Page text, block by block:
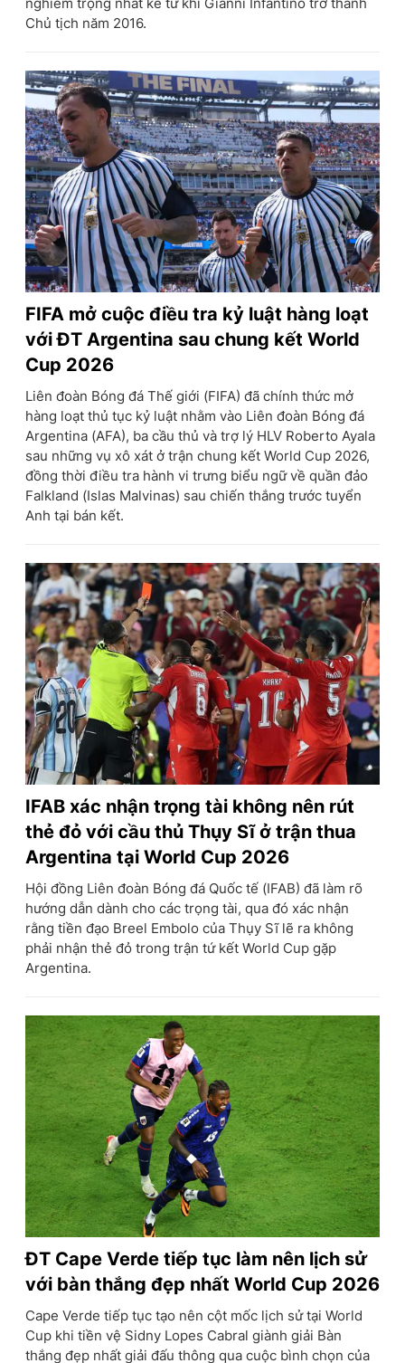
Chủ tịch năm 2016.
FIFA mở cuộc điều tra kỷ luật hàng loạt
với ĐT Argentina sau chung kết World
Cup 2026
Liên đoàn Bóng đá Thế giới (FIFA) đã chính thức mở
hàng loạt thủ tục kỷ luật nhằm vào Liên đoàn Bóng đá
Argentina (AFA), ba cầu thủ và trợ lý HLV Roberto Ayala
sau những vụ xô xát ở trận chung kết World Cup 2026,
đồng thời điều tra hành vi trưng biểu ngữ về quần đảo
Falkland (Islas Malvinas) sau chiến thắng trước tuyển
Anh tại bán kết.
IFAB xác nhận trọng tài không nên rút
thẻ đỏ với cầu thủ Thụy Sĩ ở trận thua
Argentina tại World Cup 2026
Hội đồng Liên đoàn Bóng đá Quốc tế (IFAB) đã làm rõ
hướng dẫn dành cho các trọng tài, qua đó xác nhận
rằng tiền đạo Breel Embolo của Thụy Sĩ lẽ ra không
phải nhận thẻ đỏ trong trận tứ kết World Cup gặp
Argentina.
ĐT Cape Verde tiếp tục làm nên lịch sử
với bàn thắng đẹp nhất World Cup 2026
Cape Verde tiếp tục tạo nên cột mốc lịch sử tại World
Cup khi tiền vệ Sidny Lopes Cabral giành giải Bàn
thắng đẹp nhất giải đấu thông qua cuộc bình chọn của